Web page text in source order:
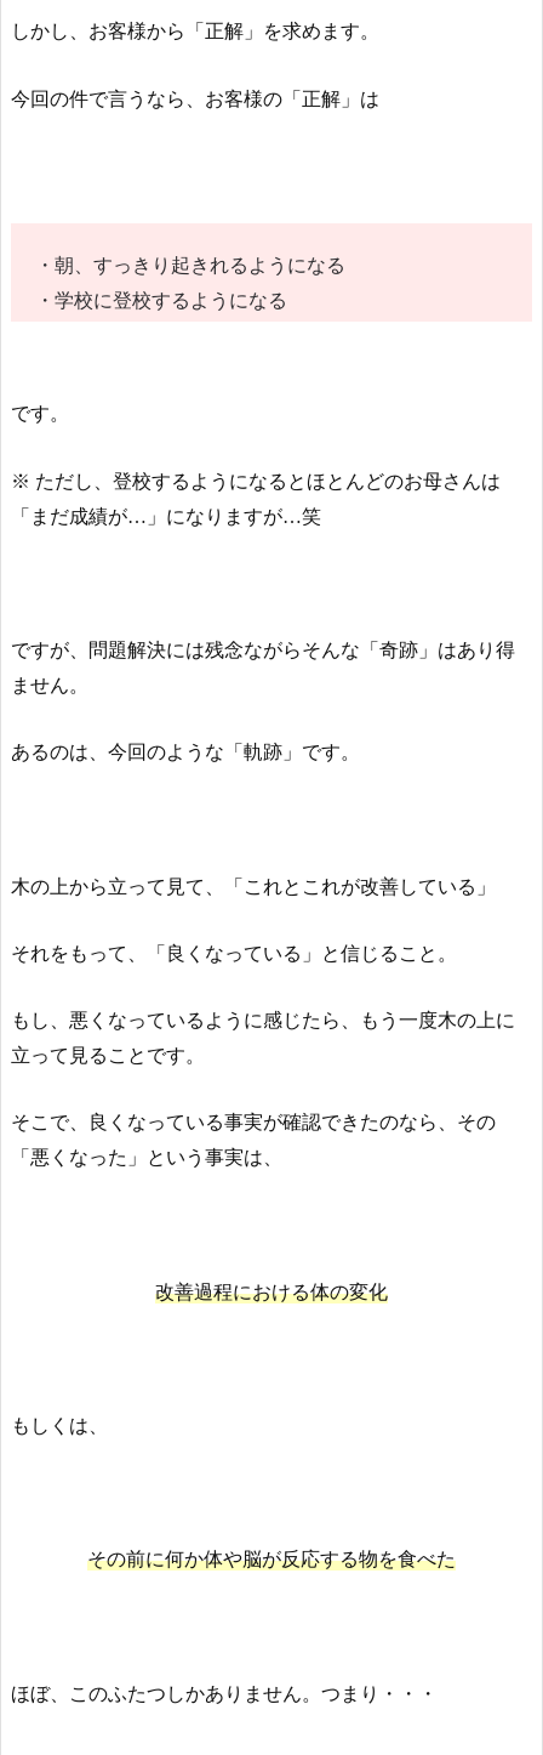
しかし、お客様から「正解」を求めます。
今回の件で言うなら、お客様の「正解」は
・朝、すっきり起きれるようになる
・学校に登校するようになる
です。
※ ただし、登校するようになるとほとんどのお母さんは
「まだ成績が…」になりますが…笑
ですが、問題解決には残念ながらそんな「奇跡」はあり得
ません。
あるのは、今回のような「軌跡」です。
木の上から立って見て、「これとこれが改善している」
それをもって、「良くなっている」と信じること。
もし、悪くなっているように感じたら、もう一度木の上に
立って見ることです。
そこで、良くなっている事実が確認できたのなら、その
「悪くなった」という事実は、
改善過程における体の変化
もしくは、
その前に何か体や脳が反応する物を食べた
ほぼ、このふたつしかありません。つまり・・・